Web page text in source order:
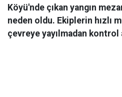
Köyü'nde çıkan yangın
neden oldu. Ekiplerin hızlı
çevreye yayılmadan kontrol